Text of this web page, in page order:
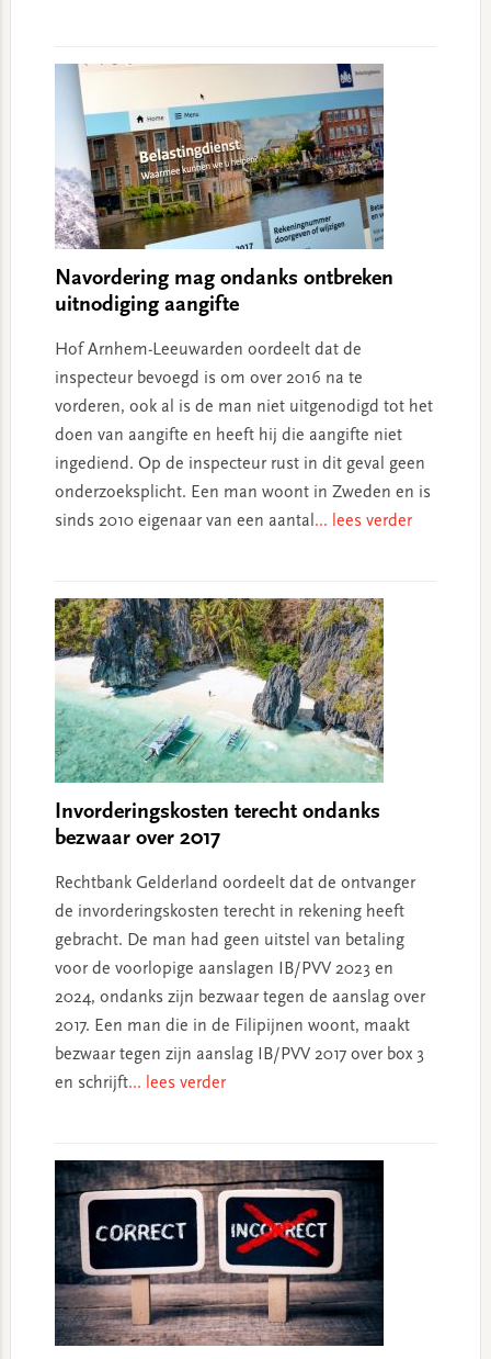
Navordering mag ondanks ontbreken
uitnodiging aangifte
Hof Arnhem-Leeuwarden oordeelt dat de
inspecteur bevoegd is om over 2016 na te
vorderen, ook al is de man niet uitgenodigd tot het
doen van aangifte en heeft hij die aangifte niet
ingediend. Op de inspecteur rust in dit geval geen
onderzoeksplicht. Een man woont in Zweden en is
sinds 2010 eigenaar van een aantal ... lees verder
Invorderingskosten terecht ondanks
bezwaar over 2017
Rechtbank Gelderland oordeelt dat de ontvanger
de invorderingskosten terecht in rekening heeft
gebracht. De man had geen uitstel van betaling
voor de voorlopige aanslagen IB/PVV 2023 en
2024, ondanks zijn bezwaar tegen de aanslag over
2017. Een man die in de Filipijnen woont, maakt
bezwaar tegen zijn aanslag IB/PVV 2017 over box 3
en schrijft... lees verder